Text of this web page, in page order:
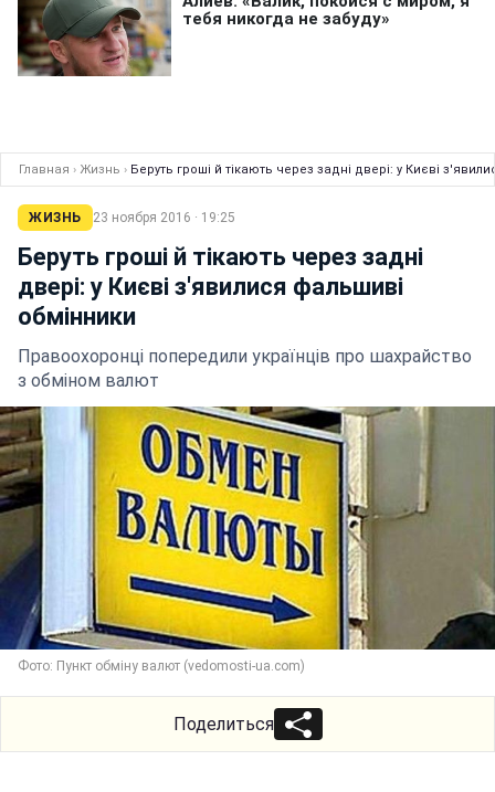
Главная › Жизнь › Беруть гроші й тікають через задні двері: у Києві
ЖИЗНЬ 23 ноября 2016 · 19:25
Беруть гроші й тікають через задні
двері: у Києві з'явилися фальшиві
обмінники
Правоохоронці попередили українців про шахрайство
з обміном валют
Фото: Пункт обміну валют (vedomosti-ua.com)
Поделиться